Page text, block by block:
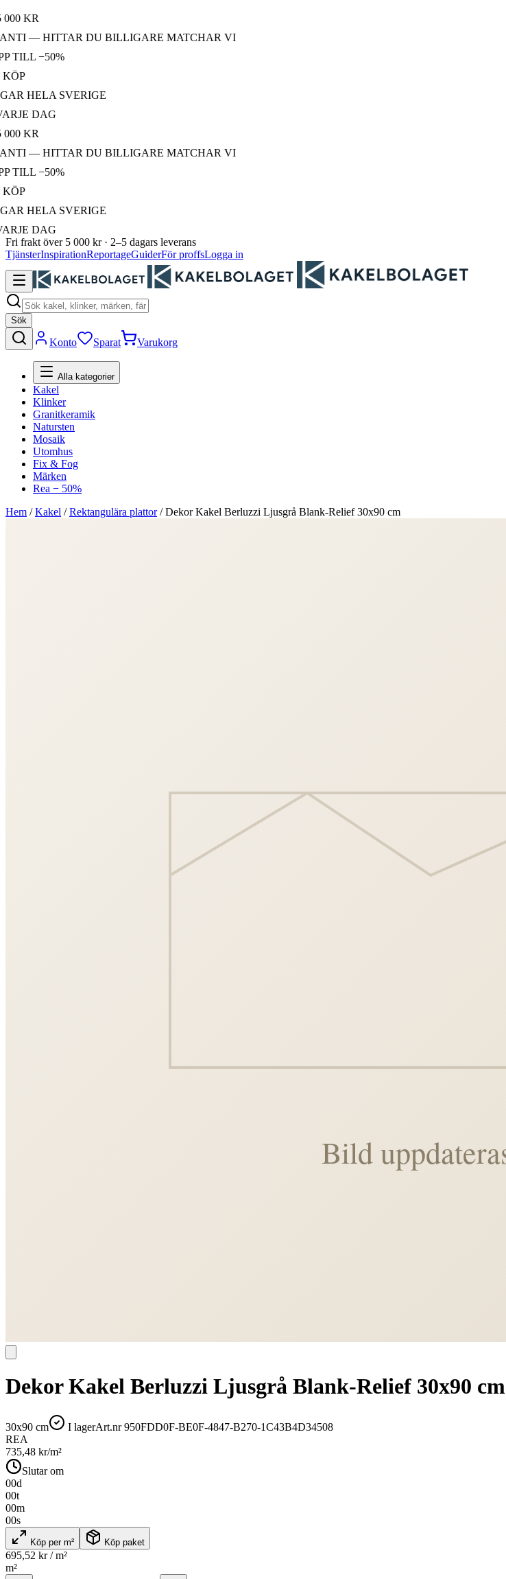
KR
— HITTAR DU BILLIGARE MATCHAR VI
−50%
HELA SVERIGE
DAG
KR
— HITTAR DU BILLIGARE MATCHAR VI
−50%
HELA SVERIGE
DAG
Fri frakt över 5 000 kr · 2–5 dagars leverans
TjänsterInspirationReportageGuiderFör proffsLogga in
Sök
Konto Sparat Varukorg
Alla kategorier
Kakel
Klinker
Granitkeramik
Natursten
Mosaik
Utomhus
Fix & Fog
Märken
Rea − 50%
Hem /Kakel /Rektangulära plattor/Dekor Kakel Berluzzi Ljusgrå Blank-Relief 30x90 cm
Dekor Kakel Berluzzi Ljusgrå Blank-Relief 30x90 cm
30x90 cm I lagerArt.nr950FDD0F-BE0F-4847-B270-1C43B4D34508
REA
735,48 kr/m²
Slutar om
00d
00t
00m
00s
Köp per m² Köp paket
695,52 kr / m²
m²